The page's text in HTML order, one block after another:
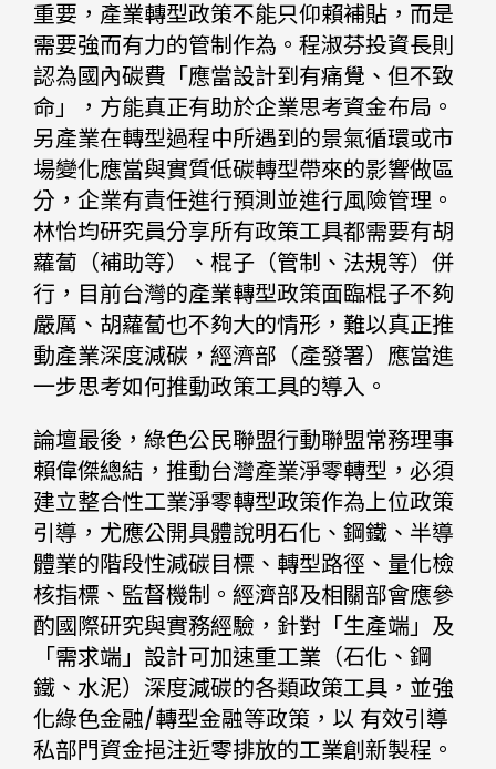
重要，產業轉型政策不能只仰賴補貼，而是
需要強而有力的管制作為。程淑芬投資長則
認為國內碳費「應當設計到有痛覺、但不致
命」，方能真正有助於企業思考資金布局。
另產業在轉型過程中所遇到的景氣循環或市
場變化應當與實質低碳轉型帶來的影響做區
分，企業有責任進行預測並進行風險管理。
林怡均研究員分享所有政策工具都需要有胡
蘿蔔（補助等）、棍子（管制、法規等）併
行，目前台灣的產業轉型政策面臨棍子不夠
嚴厲、胡蘿蔔也不夠大的情形，難以真正推
動產業深度減碳，經濟部（產發署）應當進
一步思考如何推動政策工具的導入。
論壇最後，綠色公民聯盟行動聯盟常務理事
賴偉傑總結，推動台灣產業淨零轉型，必須
建立整合性工業淨零轉型政策作為上位政策
引導，尤應公開具體說明石化、鋼鐵、半導
體業的階段性減碳目標、轉型路徑、量化檢
核指標、監督機制。經濟部及相關部會應參
酌國際研究與實務經驗，針對「生產端」及
「需求端」設計可加速重工業（石化、鋼
鐵、水泥）深度減碳的各類政策工具，並強
化綠色金融/轉型金融等政策，以 有效引導
私部門資金挹注近零排放的工業創新製程。